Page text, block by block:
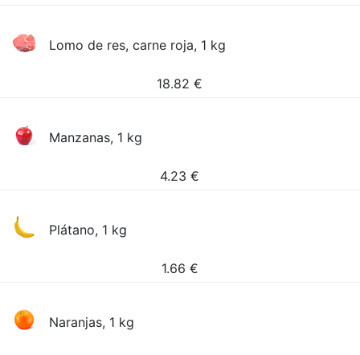
Lomo de res, carne roja, 1 kg
18.82 €
Manzanas, 1 kg
4.23 €
Plátano, 1 kg
1.66 €
Naranjas, 1 kg